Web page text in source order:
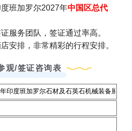
班加罗尔2027年中国区总代
务团队，签证通过率高。
排，非常精彩的行程安排。
观/签证咨询表